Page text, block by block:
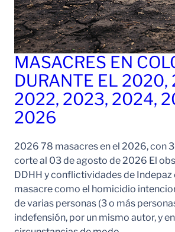
MASACRES EN
DURANTE EL 2020,
2022, 2023, 2024,
2026
2026 78 masacres en el 2026, con
corte al 03 de agosto de 2026 El
DDHH y conflictividades de
masacre como el homicidio
de varias personas (3 o más
indefensión, por un mismo autor, y